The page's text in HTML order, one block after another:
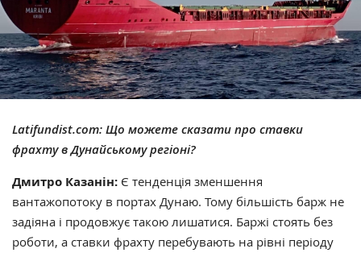
Latifundist.com:Що можете сказати про ставки
фрахту в Дунайському регіоні?
Дмитро Казанін: Є тенденція зменшення
вантажопотоку в портах Дунаю. Тому більшість барж не
задіяна і продовжує такою лишатися. Баржі стоять без
роботи, а ставки фрахту перебувають на рівні періоду